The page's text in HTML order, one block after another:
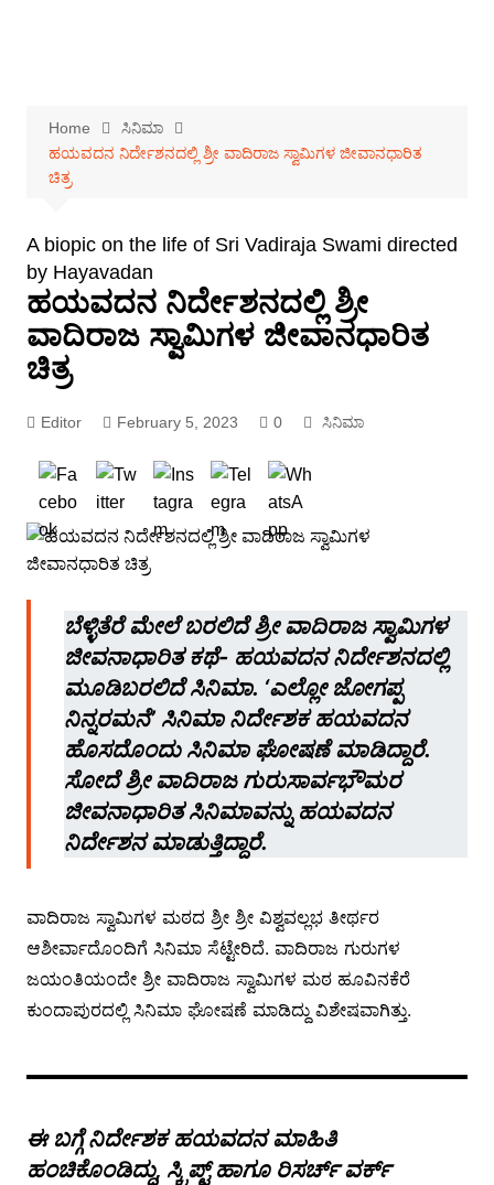
Home
ಸಿನಿಮಾ
ಹಯವದನ ನಿರ್ದೇಶನದಲ್ಲಿ ಶ್ರೀ ವಾದಿರಾಜ ಸ್ವಾಮಿಗಳ ಜೀವಾನಧಾರಿತ
ಚಿತ್ರ
A biopic on the life of Sri Vadiraja Swami directed
by Hayavadan
ಹಯವದನ ನಿರ್ದೇಶನದಲ್ಲಿ ಶ್ರೀ
ವಾದಿರಾಜ ಸ್ವಾಮಿಗಳ ಜೀವಾನಧಾರಿತ
ಚಿತ್ರ
Editor February 5, 2023 0 ಸಿನಿಮಾ
ಬೆಳ್ಳಿತೆರೆ ಮೇಲೆ ಬರಲಿದೆ ಶ್ರೀ ವಾದಿರಾಜ ಸ್ವಾಮಿಗಳ
ಜೀವನಾಧಾರಿತ ಕಥೆ- ಹಯವದನ ನಿರ್ದೇಶನದಲ್ಲಿ
ಮೂಡಿಬರಲಿದೆ ಸಿನಿಮಾ. ‘ಎಲ್ಲೋ ಜೋಗಪ್ಪ
ನಿನ್ನರಮನೆ’ ಸಿನಿಮಾ ನಿರ್ದೇಶಕ ಹಯವದನ
ಹೊಸದೊಂದು ಸಿನಿಮಾ ಘೋಷಣೆ ಮಾಡಿದ್ದಾರೆ.
ಸೋದೆ ಶ್ರೀ ವಾದಿರಾಜ ಗುರುಸಾರ್ವಭೌಮರ
ಜೀವನಾಧಾರಿತ ಸಿನಿಮಾವನ್ನು ಹಯವದನ
ನಿರ್ದೇಶನ ಮಾಡುತ್ತಿದ್ದಾರೆ.
ವಾದಿರಾಜ ಸ್ವಾಮಿಗಳ ಮಠದ ಶ್ರೀ ಶ್ರೀ ವಿಶ್ವವಲ್ಲಭ ತೀರ್ಥರ
ಆಶೀರ್ವಾದೊಂದಿಗೆ ಸಿನಿಮಾ ಸೆಟ್ಟೇರಿದೆ. ವಾದಿರಾಜ ಗುರುಗಳ
ಜಯಂತಿಯಂದೇ ಶ್ರೀ ವಾದಿರಾಜ ಸ್ವಾಮಿಗಳ ಮಠ ಹೂವಿನಕೆರೆ
ಕುಂದಾಪುರದಲ್ಲಿ ಸಿನಿಮಾ ಘೋಷಣೆ ಮಾಡಿದ್ದು ವಿಶೇಷವಾಗಿತ್ತು.
ಈ ಬಗ್ಗೆ ನಿರ್ದೇಶಕ ಹಯವದನ ಮಾಹಿತಿ
ಹಂಚಿಕೊಂಡಿದ್ದು, ಸ್ಕ್ರಿಪ್ಟ್ ಹಾಗೂ ರಿಸರ್ಚ್ ವರ್ಕ್